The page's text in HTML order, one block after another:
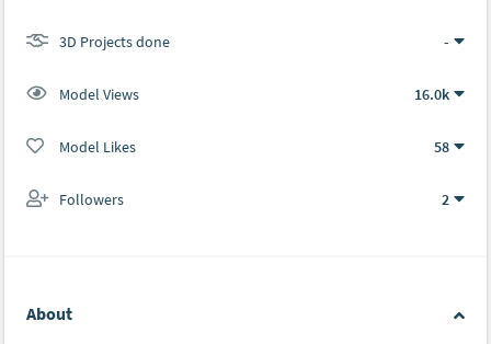
3D Projects done -
Model Views 16.0k
Model Likes 58
Followers 2
About